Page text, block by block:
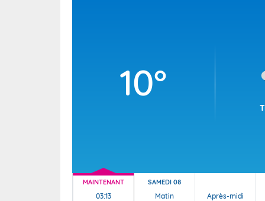
10°
MAINTENANT
03:13
SAMEDI 08
Matin Après-midi